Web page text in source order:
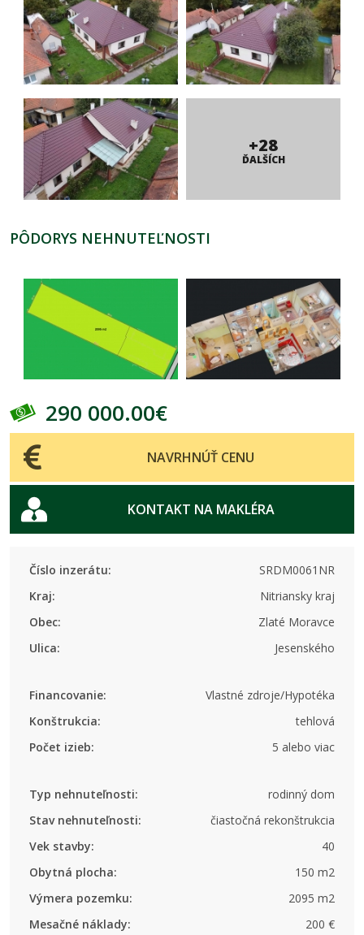
+28
ĎALŠÍCH
PÔDORYS NEHNUTEĽNOSTI
290 000.00€
NAVRHNÚŤ CENU
KONTAKT NA MAKLÉRA
Číslo inzerátu:
SRDM0061NR
Kraj:
Nitriansky kraj
Obec:
Zlaté Moravce
Ulica:
Jesenského
Financovanie:
Vlastné zdroje/Hypotéka
Konštrukcia:
tehlová
Počet izieb:
5 alebo viac
Typ nehnuteľnosti:
rodinný dom
Stav nehnuteľnosti:
čiastočná rekonštrukcia
Vek stavby:
40
Obytná plocha:
150 m2
Výmera pozemku:
2095 m2
Mesačné náklady:
200 €